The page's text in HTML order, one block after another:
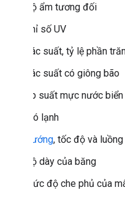
Độ ẩm tương đối
Chỉ số UV
Xác suất, tỷ lệ phần
Xác suất có giông bão
Áp suất mực nước biển
Gió lạnh
Hướng, tốc độ và
Độ dày của băng
Mức độ che phủ của